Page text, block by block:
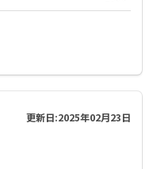
更新日:2025年02月23日